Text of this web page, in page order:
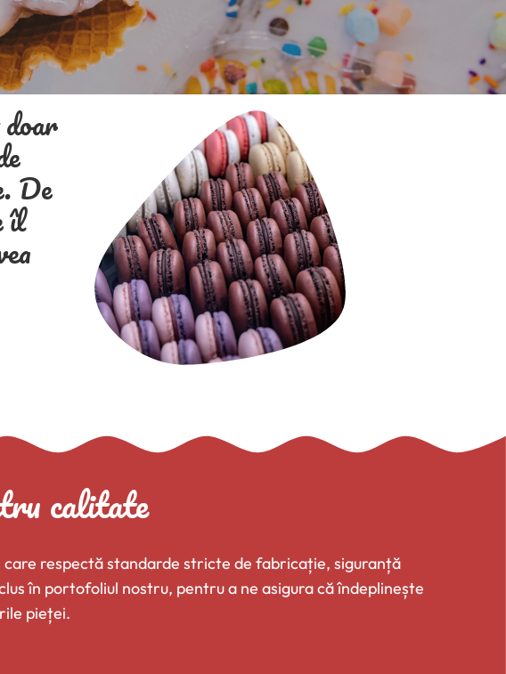
De
îl
calitate
respectă standarde stricte de fabricație, siguranță
în portofoliul nostru, pentru a ne asigura că îndeplinește
pieței.